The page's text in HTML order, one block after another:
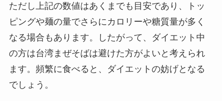
ただし上記の数値はあくまでも目安であり、トッ
ピングや麺の量でさらにカロリーや糖質量が多く
なる場合もあります。したがって、ダイエット中
の方は台湾まぜそばは避けた方がよいと考えられ
ます。頻繁に食べると、ダイエットの妨げとなる
でしょう。